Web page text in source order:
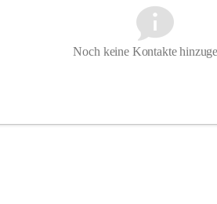
Noch keine Kontakte